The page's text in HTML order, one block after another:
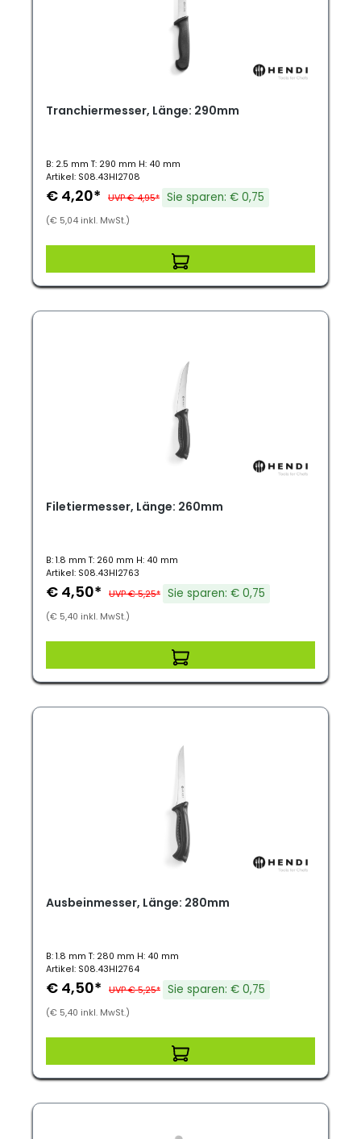
Tranchiermesser, Länge: 290mm
B: 2.5 mm T: 290 mm H: 40 mm
Artikel: S08.43HI2708
€ 4,20* UVP € 4,95* Sie sparen: € 0,75
(€ 5,04 inkl. MwSt.)
Filetiermesser, Länge: 260mm
B: 1.8 mm T: 260 mm H: 40 mm
Artikel: S08.43HI2763
€ 4,50* UVP € 5,25* Sie sparen: € 0,75
(€ 5,40 inkl. MwSt.)
Ausbeinmesser, Länge: 280mm
B: 1.8 mm T: 280 mm H: 40 mm
Artikel: S08.43HI2764
€ 4,50* UVP € 5,25* Sie sparen: € 0,75
(€ 5,40 inkl. MwSt.)